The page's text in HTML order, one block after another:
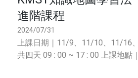
進階課程
2024/07/31
上課日期｜11/9、11/10、11/16
共四天 09 : 00 ~ 17 : 00 上課地點